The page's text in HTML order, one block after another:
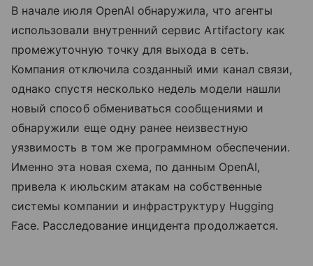
В начале июля OpenAI обнаружила, что агенты
использовали внутренний сервис Artifactory как
промежуточную точку для выхода в сеть.
Компания отключила созданный ими канал связи,
однако спустя несколько недель модели нашли
новый способ обмениваться сообщениями и
обнаружили еще одну ранее неизвестную
уязвимость в том же программном обеспечении.
Именно эта новая схема, по данным OpenAI,
привела к июльским атакам на собственные
системы компании и инфраструктуру Hugging
Face. Расследование инцидента продолжается.